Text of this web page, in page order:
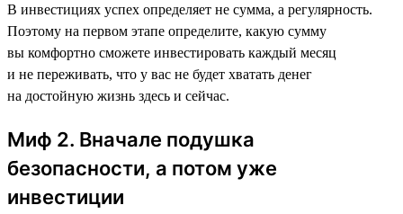
В инвестициях успех определяет не сумма, а регулярность.
Поэтому на первом этапе определите, какую сумму
вы комфортно сможете инвестировать каждый месяц
и не переживать, что у вас не будет хватать денег
на достойную жизнь здесь и сейчас.
Миф 2. Вначале подушка
безопасности, а потом уже
инвестиции